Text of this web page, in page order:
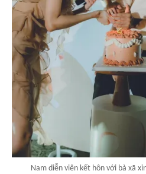
Nam diễn viên kết hôn với bà xã